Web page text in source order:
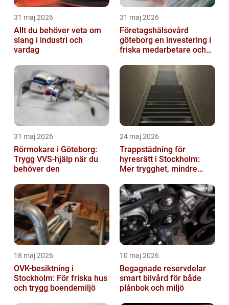
31 maj 2026
Allt du behöver veta om
slang i industri och
vardag
31 maj 2026
Företagshälsovård
göteborg en investering i
friska medarbetare och
31 maj 2026
Rörmokare i Göteborg:
Trygg VVS-hjälp när du
behöver den
24 maj 2026
Trappstädning för
hyresrätt i Stockholm:
Mer trygghet, mindre
18 maj 2026
OVK-besiktning i
Stockholm: För friska hus
och trygg boendemiljö
10 maj 2026
Begagnade reservdelar
smart bilvård för både
plånbok och miljö